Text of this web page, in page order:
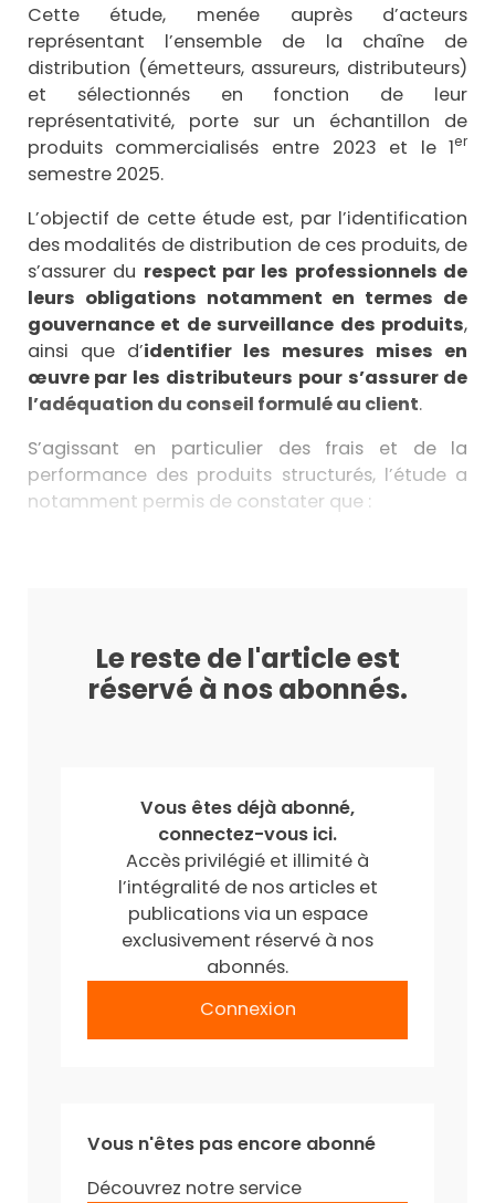
Cette étude, menée auprès d’acteurs
représentant l’ensemble de la chaîne de
distribution (émetteurs, assureurs, distributeurs)
et sélectionnés en fonction de leur
représentativité, porte sur un échantillon de
produits commercialisés entre 2023 et le 1er
semestre 2025.
L’objectif de cette étude est, par l’identification
des modalités de distribution de ces produits, de
s’assurer du respect par les professionnels de
leurs obligations notamment en termes de
gouvernance et de surveillance des produits,
ainsi que d’identifier les mesures mises en
œuvre par les distributeurs pour s’assurer de
l’adéquation du conseil formulé au client.
S’agissant en particulier des frais et de la
performance des produits structurés, l’étude a
notamment permis de constater que :
Le reste de l'article est
réservé à nos abonnés.
Vous êtes déjà abonné,
connectez-vous ici.
Accès privilégié et illimité à
l’intégralité de nos articles et
publications via un espace
exclusivement réservé à nos
abonnés.
Connexion
Vous n'êtes pas encore abonné
Découvrez notre service